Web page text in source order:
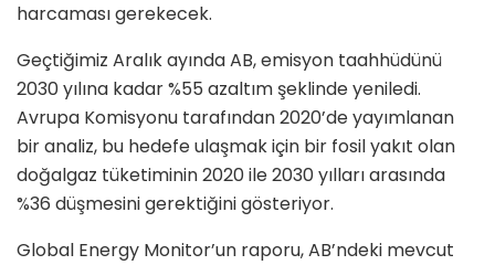
harcaması gerekecek.
Geçtiğimiz Aralık ayında AB, emisyon taahhüdünü
2030 yılına kadar %55 azaltım şeklinde yeniledi.
Avrupa Komisyonu tarafından 2020’de yayımlanan
bir analiz, bu hedefe ulaşmak için bir fosil yakıt olan
doğalgaz tüketiminin 2020 ile 2030 yılları arasında
%36 düşmesini gerektiğini gösteriyor.
Global Energy Monitor’un raporu, AB’ndeki mevcut